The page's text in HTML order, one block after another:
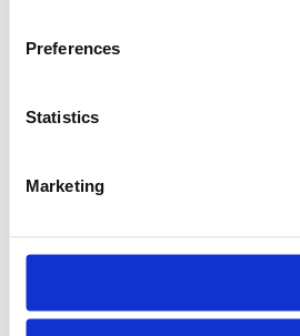
Preferences
Statistics
Marketing